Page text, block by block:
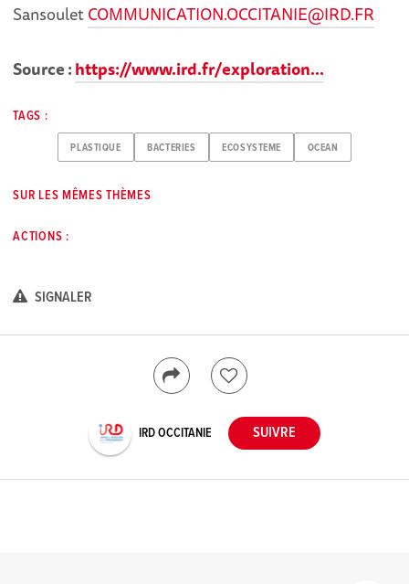
SansouletCOMMUNICATION.OCCITANIE@IRD.FR
Source :https://www.ird.fr/exploration...
TAGS :
PLASTIQUE BACTERIES ECOSYSTEME OCEAN
SUR LES MÊMES THÈMES
ACTIONS :
SIGNALER
IRD OCCITANIE